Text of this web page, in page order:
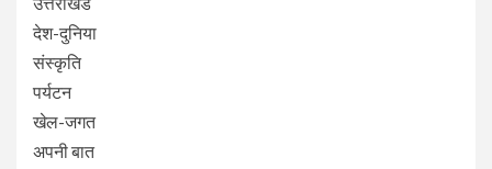
देश-दुनिया
संस्कृति
पर्यटन
खेल-जगत
अपनी बात